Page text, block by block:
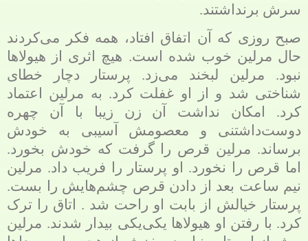
سرش برنداشتند.
صبح روزی که آن اتفاق افتاد، همه فکر می‌کردند
حال مرلین خوب شده است. هیچ اثری از هیولاها
نبود. مرلین لبخند می‌زد. پرستار دچار خطای
شناختی شد و از او غفلت کرد. به مرلین اعتماد
کرد. امکان نداشت آن زن زیبا با آن چهره
دوست‌داشتنی و معصومش آسیبی به خودش
برساند. مرلین قرص را گرفت که خودش بخورد.
اما قرص را نخورد. او پرستار را فریب داد. مرلین
نیم ساعت بعد از دادن قرص چشم‌هایش را بست.
پرستار خیالش از بابت او راحت شد . اتاق را ترک
کرد. با رفتن او هیولاها یکی‌یکی بیدار شدند. مرلین